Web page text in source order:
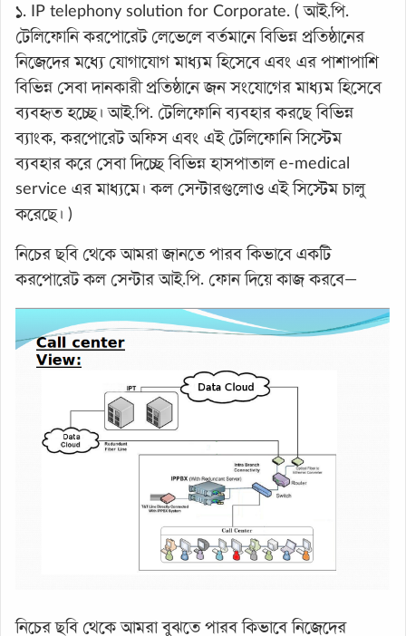
১. IP telephony solution for Corporate. ( আই.পি.
টেলিফোনি করপোরেট লেভেলে বর্তমানে বিভিন্ন প্রতিষ্ঠানের
নিজেদের মধ্যে যোগাযোগ মাধ্যম হিসেবে এবং এর পাশাপাশি
বিভিন্ন সেবা দানকারী প্রতিষ্ঠানে জন সংযোগের মাধ্যম হিসেবে
ব্যবহৃত হচ্ছে। আই.পি. টেলিফোনি ব্যবহার করছে বিভিন্ন
ব্যাংক, করপোরেট অফিস এবং এই টেলিফোনি সিস্টেম
ব্যবহার করে সেবা দিচ্ছে বিভিন্ন হাসপাতাল e-medical
service এর মাধ্যমে। কল সেন্টারগুলোও এই সিস্টেম চালু
করেছে। )
নিচের ছবি থেকে আমরা জানতে পারব কিভাবে একটি
করপোরেট কল সেন্টার আই.পি. ফোন দিয়ে কাজ করবে—
নিচের ছবি থেকে আমরা বুঝতে পারব কিভাবে নিজেদের